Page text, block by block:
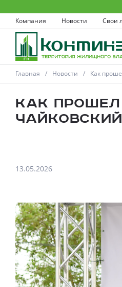
Компания Новости Свои
Ковров
Проекты
Новости
Выбор недвижимости
Свои Люди
Главная Новости Как
Как
Чайковский
13.05.2026